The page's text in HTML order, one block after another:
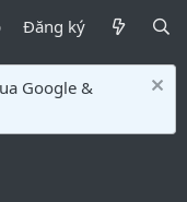
Đăng ký
Google &